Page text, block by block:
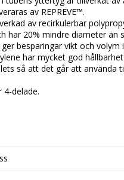
av REPREVE™.
av recirkulerbar
har 20% mindre diameter än
besparingar vikt och volym
har mycket god
så att det går att använda
4-delade.